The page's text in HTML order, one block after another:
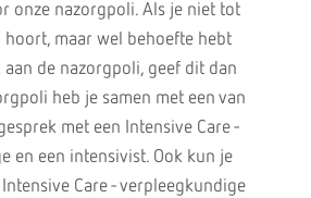
onze nazorgpoli. Als je niet tot
hoort, maar wel behoefte hebt
aan de nazorgpoli, geef dit dan
heb je samen met een van
met een Intensive Care -
en een intensivist. Ook kun je
Care - verpleegkundige